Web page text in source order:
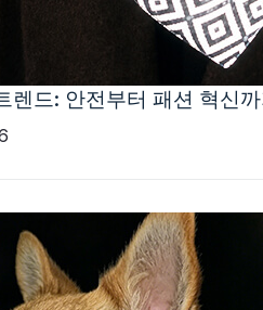
렌드: 안전부터 패션 혁신